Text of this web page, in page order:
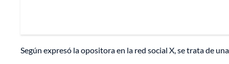
Según expresó la opositora en la red social X, se trata de